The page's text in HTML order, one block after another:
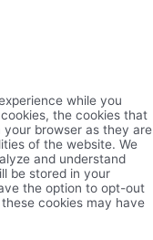
while you
the cookies that
browser as they are
of the website. We
and understand
be stored in your
the option to opt-out
cookies may have